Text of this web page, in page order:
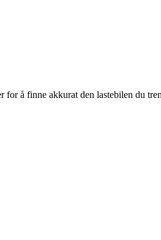
for å finne akkurat den lastebilen du